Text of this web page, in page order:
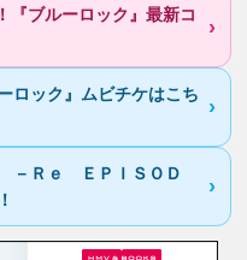
『ブルーロック』最新コ
ロック』ムビチケはこち
－Ｒｅ ＥＰＩＳＯＤ